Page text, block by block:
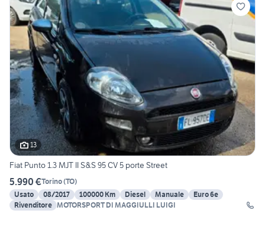
13
Fiat Punto 1.3 MJT II S&S 95 CV 5 porte Street
5.990 €Torino(TO)
Usato
08/2017 100000 Km Diesel Manuale
Euro 6e
Rivenditore MOTORSPORT DI MAGGIULLI LUIGI